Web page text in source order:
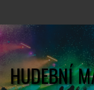
HUDEBNÍ